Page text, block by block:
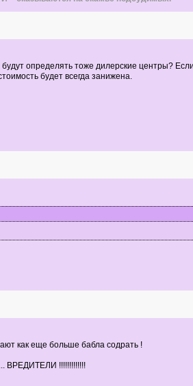
определять тоже дилерские центры?
будет всегда занижена.
как еще больше бабла содрать !
ВРЕДИТЕЛИ !!!!!!!!!!!!!